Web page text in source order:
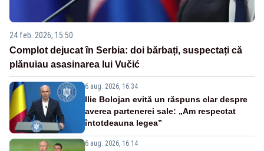
24 feb. 2026, 15:50
Complot dejucat în Serbia: doi bărbați, suspectați că
plănuiau asasinarea lui Vučić
6 aug. 2026, 16:34
Ilie Bolojan evită un răspuns clar despre
averea partenerei sale: „Am respectat
întotdeauna legea”
6 aug. 2026, 16:14